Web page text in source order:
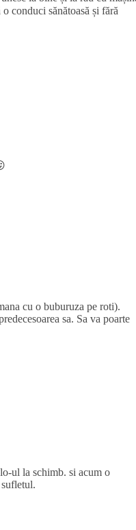
conduci sănătoasă și fără
cu o buburuza pe roti).
sa. Sa va poarte
ul la schimb. si acum o